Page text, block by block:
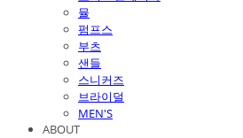
뮬
펌프스
부츠
샌들
스니커즈
브라이덜
MEN'S
ABOUT